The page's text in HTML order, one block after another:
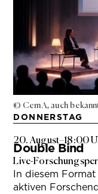
© Cem A, auch
DONNERSTAG
20. August–18:00
Double Bind
Live-
In diesem
aktiven